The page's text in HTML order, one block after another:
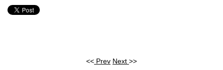
<< Prev Next >>